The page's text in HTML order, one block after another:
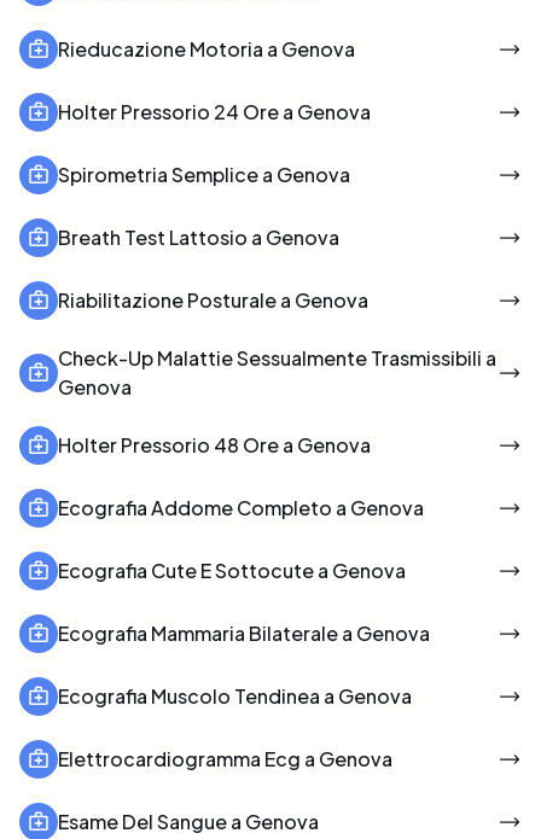
Rieducazione Motoria a Genova
Holter Pressorio 24 Ore a Genova
Spirometria Semplice a Genova
Breath Test Lattosio a Genova
Riabilitazione Posturale a Genova
Check-Up Malattie Sessualmente Trasmissibili a
Genova
Holter Pressorio 48 Ore a Genova
Ecografia Addome Completo a Genova
Ecografia Cute E Sottocute a Genova
Ecografia Mammaria Bilaterale a Genova
Ecografia Muscolo Tendinea a Genova
Elettrocardiogramma Ecg a Genova
Esame Del Sangue a Genova